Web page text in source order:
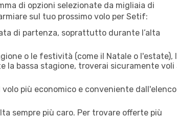
di opzioni selezionate da migliaia di
sul tuo prossimo volo per Setif:
di partenza, soprattutto durante l’alta
o le festività (come il Natale o l'estate),
la bassa stagione, troverai sicuramente voli
più economico e conveniente dall'elenco
sempre più caro. Per trovare offerte più